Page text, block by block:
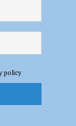
promuovere
in
policy